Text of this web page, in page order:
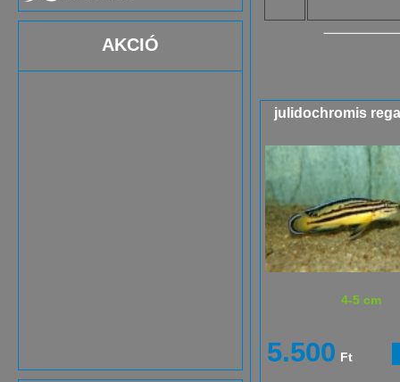
AKCIÓ
julidochromis
4-5 cm
5.500 Ft